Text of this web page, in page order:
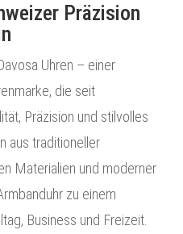
Präzision
Uhren – einer
die seit
Präzision und stilvolles
aus traditioneller
Materialien und moderner
zu einem
Business und Freizeit.